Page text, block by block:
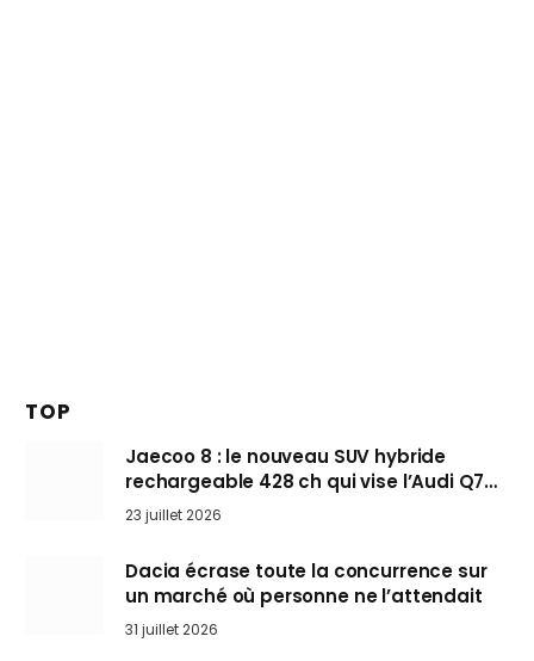
TOP
Jaecoo 8 : le nouveau SUV hybride
rechargeable 428 ch qui vise l’Audi Q7
arrive en Europe cet automne
23 juillet 2026
Dacia écrase toute la concurrence sur
un marché où personne ne l’attendait
31 juillet 2026